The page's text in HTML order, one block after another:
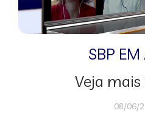
SBP
Veja
08/06/